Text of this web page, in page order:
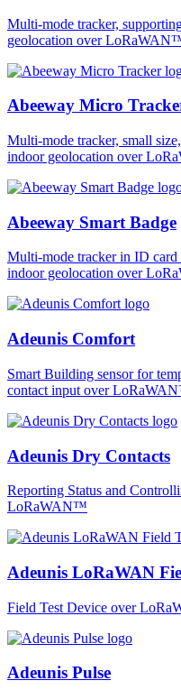
Multi-mode tracker,
geolocation over
Abeeway Micro
Multi-mode tracker, small
indoor geolocation over
Abeeway Smart Badge
Multi-mode tracker in ID card
indoor geolocation over
Adeunis Comfort
Smart Building sensor for
contact input over
Adeunis Dry Contacts
Reporting Status and
LoRaWAN™
Adeunis LoRaWAN
Field Test Device over
Adeunis Pulse